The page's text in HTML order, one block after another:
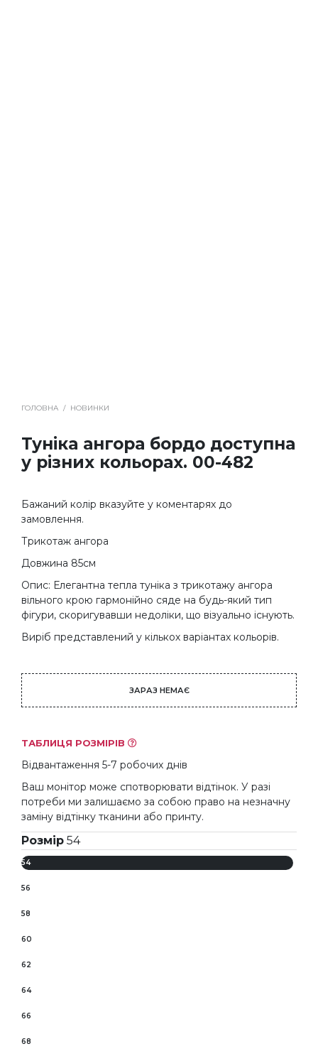
ГОЛОВНА / НОВИНКИ
Туніка ангора бордо доступна
у різних кольорах. 00-482
Бажаний колір вказуйте у коментарях до
замовлення.
Трикотаж ангора
Довжина 85см
Опис: Елегантна тепла туніка з трикотажу ангора
вільного крою гармонійно сяде на будь-який тип
фігури, скоригувавши недоліки, що візуально існують.
Виріб представлений у кількох варіантах кольорів.
ЗАРАЗ НЕМАЄ
ТАБЛИЦЯ РОЗМІРІВ
Відвантаження 5-7 робочих днів
Ваш монітор може спотворювати відтінок. У разі
потреби ми залишаємо за собою право на незначну
заміну відтінку тканини або принту.
Розмір 54
54
56
58
60
62
64
66
68